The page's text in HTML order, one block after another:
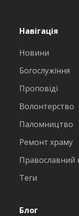
Навігація
Новини
Богослужіння
Проповіді
Волонтерство
Паломництво
Ремонт храму
Православний
Теги
Блог